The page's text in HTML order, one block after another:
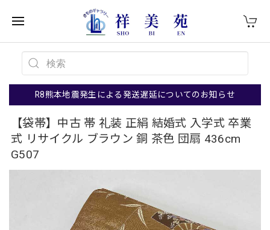
R8熊本地震発生による発送遅延についてのお知らせ
【袋帯】中古 帯 礼装 正絹 結婚式 入学式 卒業
式 リサイクル ブラウン 銅 茶色 団扇 436cm
G507